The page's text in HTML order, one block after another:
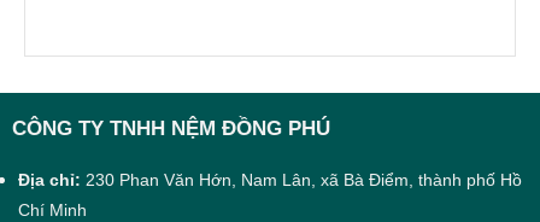
CÔNG TY TNHH NỆM ĐỒNG PHÚ
Địa chỉ: 230 Phan Văn Hớn, Nam Lân, xã Bà Điểm, thành phố Hồ
Chí Minh